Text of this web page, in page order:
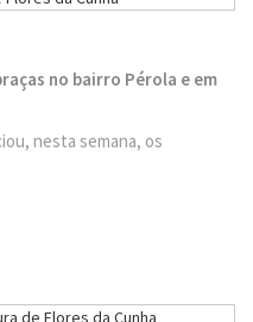
no bairro Pérola e em
nesta semana, os